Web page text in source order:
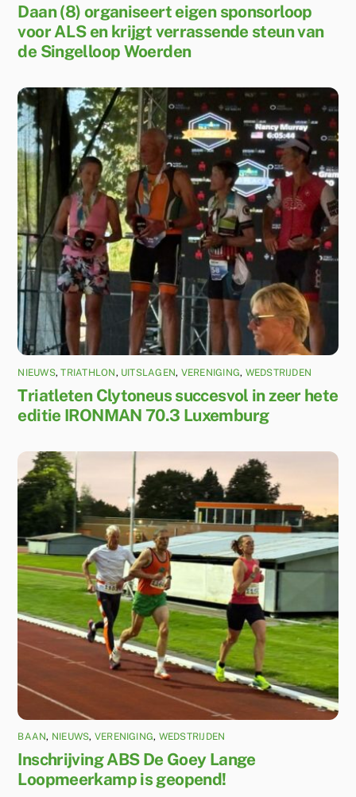
Daan (8) organiseert eigen sponsorloop
voor ALS en krijgt verrassende steun van
de Singelloop Woerden
NIEUWS,TRIATHLON, UITSLAGEN, VERENIGING, WEDSTRIJDEN
Triatleten Clytoneus succesvol in zeer hete
editie IRONMAN 70.3 Luxemburg
BAAN, NIEUWS, VERENIGING, WEDSTRIJDEN
Inschrijving ABS De Goey Lange
Loopmeerkamp is geopend!